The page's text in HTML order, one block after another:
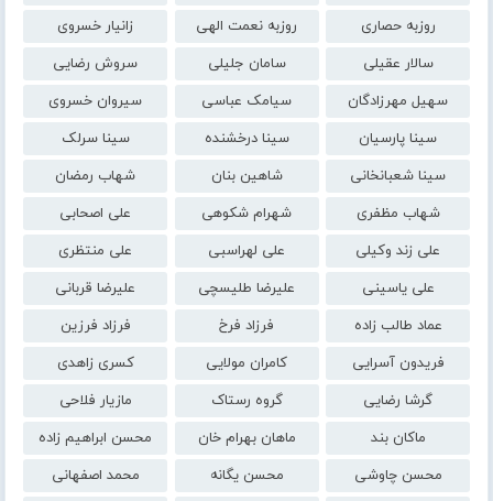
روزبه حصاری
روزبه نعمت الهی
زانیار خسروی
سالار عقیلی
سامان جلیلی
سروش رضایی
سهیل مهرزادگان
سیامک عباسی
سیروان خسروی
سینا پارسیان
سینا درخشنده
سینا سرلک
سینا شعبانخانی
شاهین بنان
شهاب رمضان
شهاب مظفری
شهرام شکوهی
علی اصحابی
علی زند وکیلی
علی لهراسبی
علی منتظری
علی یاسینی
علیرضا طلیسچی
علیرضا قربانی
عماد طالب زاده
فرزاد فرخ
فرزاد فرزین
فریدون آسرایی
کامران مولایی
کسری زاهدی
گرشا رضایی
گروه رستاک
مازیار فلاحی
ماکان بند
ماهان بهرام خان
محسن ابراهیم زاده
محسن چاوشی
محسن یگانه
محمد اصفهانی